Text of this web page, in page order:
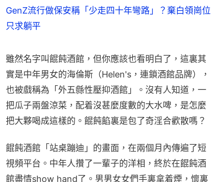
GenZ流行做保安稱「少走四十年彎路」？棄白領崗位
只求躺平
雖然名字叫餛飩酒館，但你應該也看明白了，這裏其
實是中年男女的海倫斯（Helen's，連鎖酒館品牌），
也被戲稱為「外五縣性壓抑酒館」。沒有人知道，一
把瓜子兩盤涼菜，配着沒甚麼度數的大水啤，是怎麼
把大夥喝成這樣的。餛飩餡裏是包了奇淫合歡散嗎？
餛飩酒館「站桌蹦迪」的畫面，在兩個月內傳遍了短
視頻平台。中年人攢了一輩子的洋相，終於在餛飩酒
館盡情show hand了。男男女女們手裏拿着煙，懷裏